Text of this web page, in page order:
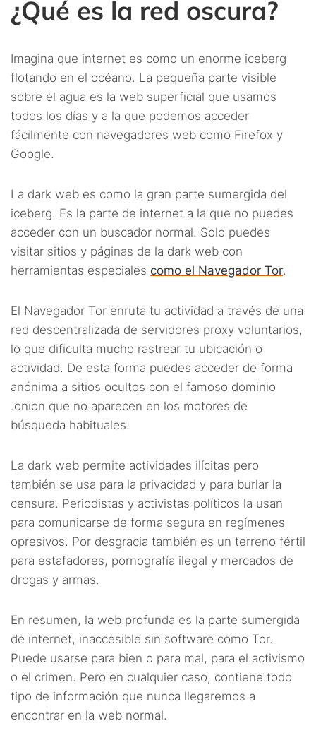
¿Qué es la red oscura?
Imagina que internet es como un enorme iceberg
flotando en el océano. La pequeña parte visible
sobre el agua es la web superficial que usamos
todos los días y a la que podemos acceder
fácilmente con navegadores web como Firefox y
Google.
La dark web es como la gran parte sumergida del
iceberg. Es la parte de internet a la que no puedes
acceder con un buscador normal. Solo puedes
visitar sitios y páginas de la dark web con
herramientas especiales como el Navegador Tor.
El Navegador Tor enruta tu actividad a través de una
red descentralizada de servidores proxy voluntarios,
lo que dificulta mucho rastrear tu ubicación o
actividad. De esta forma puedes acceder de forma
anónima a sitios ocultos con el famoso dominio
.onion que no aparecen en los motores de
búsqueda habituales.
La dark web permite actividades ilícitas pero
también se usa para la privacidad y para burlar la
censura. Periodistas y activistas políticos la usan
para comunicarse de forma segura en regímenes
opresivos. Por desgracia también es un terreno fértil
para estafadores, pornografía ilegal y mercados de
drogas y armas.
En resumen, la web profunda es la parte sumergida
de internet, inaccesible sin software como Tor.
Puede usarse para bien o para mal, para el activismo
o el crimen. Pero en cualquier caso, contiene todo
tipo de información que nunca llegaremos a
encontrar en la web normal.